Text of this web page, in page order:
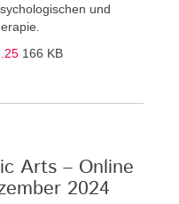
und
166 KB
Arts – Online
2024